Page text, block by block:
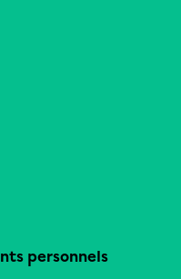
personnels